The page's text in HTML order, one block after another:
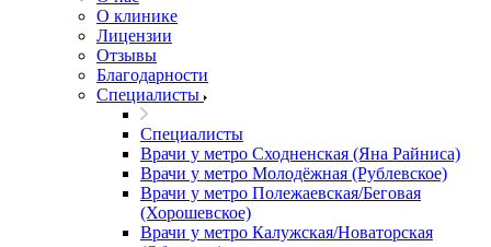
О клинике
Лицензии
Отзывы
Благодарности
Специалисты
Специалисты
Врачи у метро Сходненская (Яна Райниса)
Врачи у метро Молодёжная (Рублевское)
Врачи у метро Полежаевская/Беговая
(Хорошевское)
Врачи у метро Калужская/Новаторская